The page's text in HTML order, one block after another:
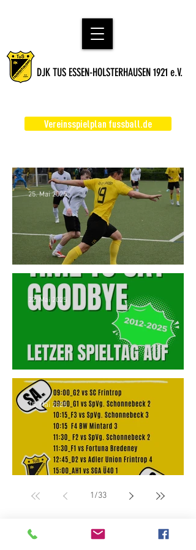
DJK TUS ESSEN-HOLSTERHAUSEN 1921 e.V.
Vereinsspielplan fussball.de
Erste bleibt 12ter
25. Mai 2025
Goodbye Pelman-Rasen
22. Mai 2025
15. Mai 2025
1/33